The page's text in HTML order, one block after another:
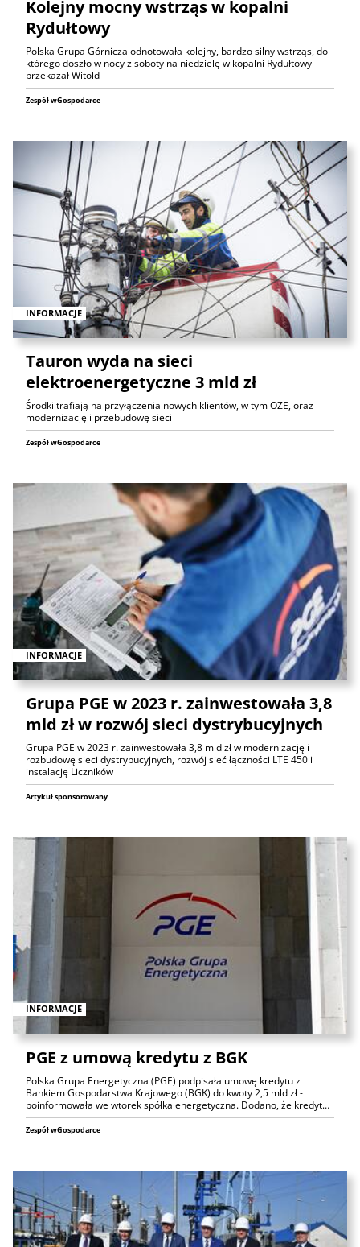
Kolejny mocny wstrząs w kopalni
Rydułtowy
Polska Grupa Górnicza odnotowała kolejny, bardzo silny wstrząs, do
którego doszło w nocy z soboty na niedzielę w kopalni Rydułtowy -
przekazał Witold
Zespół wGospodarce
INFORMACJE
Tauron wyda na sieci
elektroenergetyczne 3 mld zł
Środki trafiają na przyłączenia nowych klientów, w tym OZE, oraz
modernizację i przebudowę sieci
Zespół wGospodarce
INFORMACJE
Grupa PGE w 2023 r. zainwestowała 3,8
mld zł w rozwój sieci dystrybucyjnych
Grupa PGE w 2023 r. zainwestowała 3,8 mld zł w modernizację i
rozbudowę sieci dystrybucyjnych, rozwój sieć łączności LTE 450 i
instalację Liczników
Artykuł sponsorowany
INFORMACJE
PGE z umową kredytu z BGK
Polska Grupa Energetyczna (PGE) podpisała umowę kredytu z
Bankiem Gospodarstwa Krajowego (BGK) do kwoty 2,5 mld zł -
poinformowała we wtorek spółka energetyczna. Dodano, że kredyt…
Zespół wGospodarce